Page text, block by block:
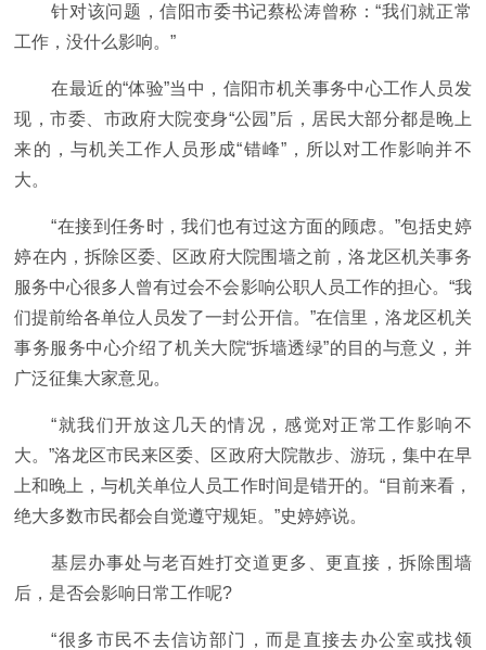
针对该问题，信阳市委书记蔡松涛曾称：“我们就正常
工作，没什么影响。”
在最近的“体验”当中，信阳市机关事务中心工作人员发
现，市委、市政府大院变身“公园”后，居民大部分都是晚上
来的，与机关工作人员形成“错峰”，所以对工作影响并不
大。
“在接到任务时，我们也有过这方面的顾虑。”包括史婷
婷在内，拆除区委、区政府大院围墙之前，洛龙区机关事务
服务中心很多人曾有过会不会影响公职人员工作的担心。“我
们提前给各单位人员发了一封公开信。”在信里，洛龙区机关
事务服务中心介绍了机关大院“拆墙透绿”的目的与意义，并
广泛征集大家意见。
“就我们开放这几天的情况，感觉对正常工作影响不
大。”洛龙区市民来区委、区政府大院散步、游玩，集中在早
上和晚上，与机关单位人员工作时间是错开的。“目前来看，
绝大多数市民都会自觉遵守规矩。”史婷婷说。
基层办事处与老百姓打交道更多、更直接，拆除围墙
后，是否会影响日常工作呢?
“很多市民不去信访部门，而是直接去办公室或找领